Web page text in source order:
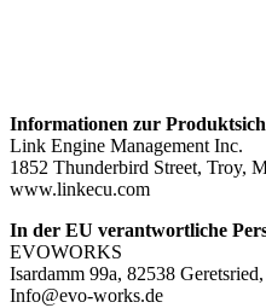
Informationen zur
Link Engine Management Inc.
1852 Thunderbird Street, Troy,
www.linkecu.com
In der EU verantwortliche
EVOWORKS
Isardamm 99a, 82538
Info@evo-works.de